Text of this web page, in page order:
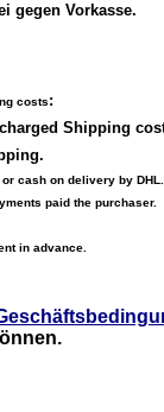
gegen Vorkasse.
costs:
Shipping
cash on delivery by DHL
paid the purchaser.
in advance.